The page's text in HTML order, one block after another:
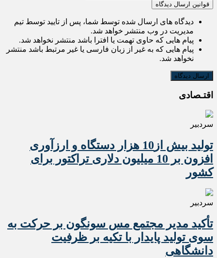
قوانین ارسال دیدگاه
دیدگاه های ارسال شده توسط شما، پس از تایید توسط تیم
مدیریت در وب منتشر خواهد شد.
پیام هایی که حاوی تهمت یا افترا باشد منتشر نخواهد شد.
پیام هایی که به غیر از زبان فارسی یا غیر مرتبط باشد منتشر
نخواهد شد.
اقتـصادی
سردبیر
تولید بیش از10 هزار دستگاه و ارزآوری
افزون بر 10 میلیون دلاری تراکتور برای
کشور
سردبیر
تأکید مدیر مجتمع مس سونگون بر حرکت به
سوی تولید پایدار با تکیه بر ظرفیت
دانشگاهی